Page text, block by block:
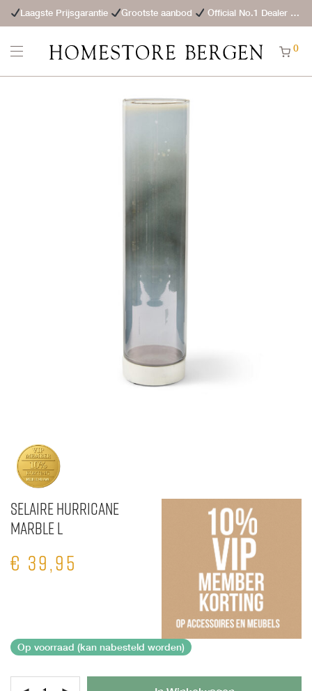
Laagste Prijsgarantie Grootste aanbod Official No.1 Dealer
0
Selaire Hurricane
Marble L
€ 39,95
Op voorraad (kan nabesteld worden)